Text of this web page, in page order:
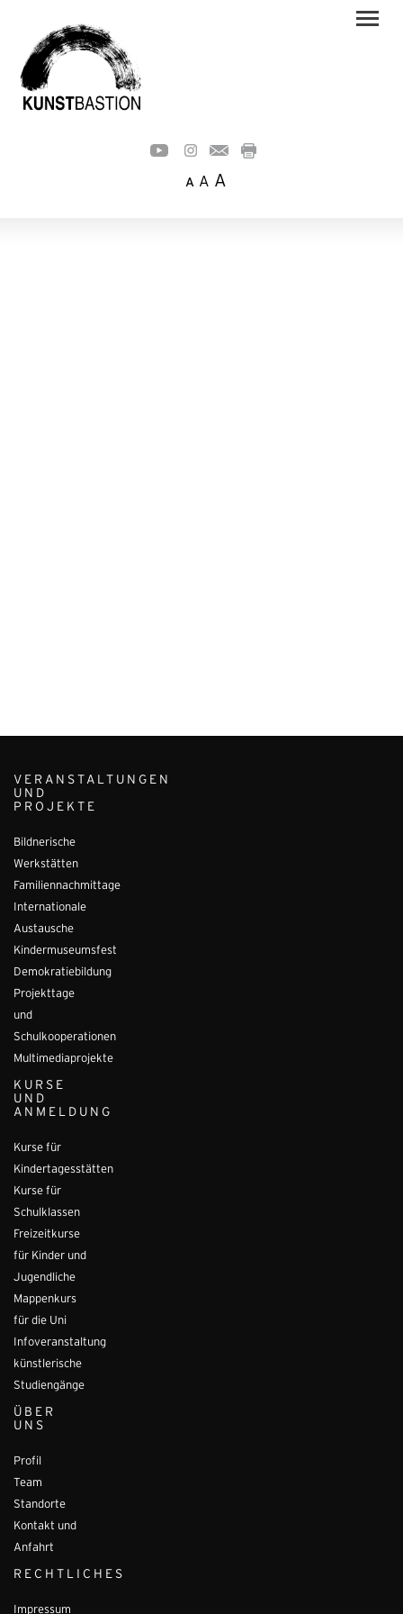
A A A
VERANSTALTUNGEN
UND
PROJEKTE
Bildnerische
Werkstätten
Familiennachmittage
Internationale
Austausche
Kindermuseumsfest
Demokratiebildung
Projekttage
und
Schulkooperationen
Multimediaprojekte
KURSE
UND
ANMELDUNG
Kurse für
Kindertagesstätten
Kurse für
Schulklassen
Freizeitkurse
für Kinder und
Jugendliche
Mappenkurs
für die Uni
Infoveranstaltung
künstlerische
Studiengänge
ÜBER
UNS
Profil
Team
Standorte
Kontakt und
Anfahrt
RECHTLICHES
Impressum